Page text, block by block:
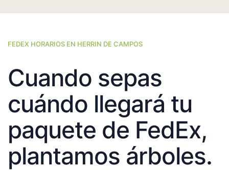
FEDEX HORARIOS EN HERRIN DE CAMPOS
Cuando sepas
cuándo llegará tu
paquete de FedEx,
plantamos árboles.